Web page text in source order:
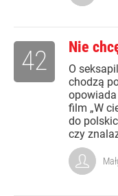
Nie
O
chodzą
film „W
do
czy
42